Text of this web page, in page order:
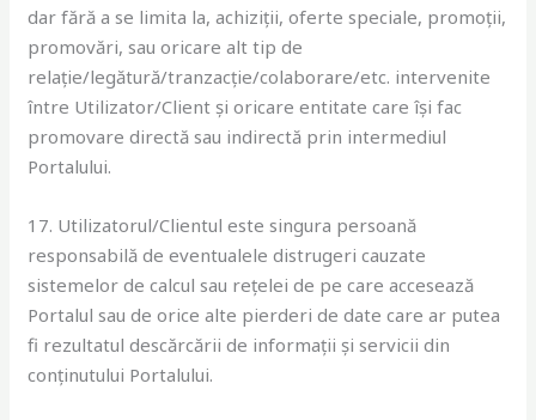
dar fără a se limita la, achiziții, oferte speciale, promoții,
promovări, sau oricare alt tip de
relație/legătură/tranzacție/colaborare/etc. intervenite
între Utilizator/Client și oricare entitate care își fac
promovare directă sau indirectă prin intermediul
Portalului.
17. Utilizatorul/Clientul este singura persoană
responsabilă de eventualele distrugeri cauzate
sistemelor de calcul sau rețelei de pe care accesează
Portalul sau de orice alte pierderi de date care ar putea
fi rezultatul descărcării de informații și servicii din
conținutului Portalului.